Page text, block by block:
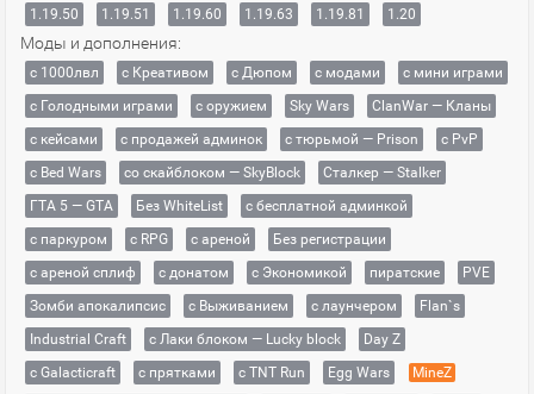
1.19.50
1.19.51 1.19.60 1.19.63 1.19.81 1.20
Моды и дополнения:
с 1000лвл c Креативом с Дюпом с модами
с мини играми
с Голодными играми
с оружием Sky Wars
ClanWar — Кланы
с кейсами
с продажей админок с тюрьмой — Prison
с PvP
с Bed Wars
со скайблоком — SkyBlock
Сталкер — Stalker
ГТА 5 — GTA
Без WhiteList
с бесплатной админкой
с паркуром
с RPG с ареной
Без регистрации
с ареной сплиф
с донатом с Экономикой пиратские
PVE
Зомби апокалипсис
с Выживанием с лаунчером
Flan`s
Industrial Craft
с Лаки блоком — Lucky block
Day Z
с Galacticraft
с прятками с TNT Run Egg Wars
MineZ